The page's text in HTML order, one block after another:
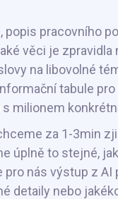
pracovního
věci je
na libovolné
tabule
milionem
za 1-3min
úplně to stejné,
nás výstup z
detaily nebo